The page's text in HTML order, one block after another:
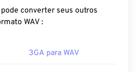
M4AeMP3, o que os
para uso doméstico em
converter seus outros
arquivos para o formato WAV :
3GA para WAV